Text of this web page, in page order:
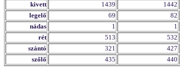
kivett
1439 1442
legelő
69 82
nádas
1 1
rét
513 532
szántó
321 427
szőlő
435 440